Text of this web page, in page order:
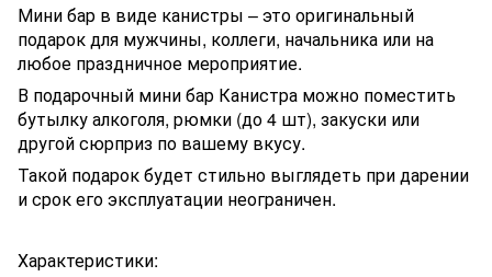
Мини бар в виде канистры – это оригинальный
подарок для мужчины, коллеги, начальника или на
любое праздничное мероприятие.
В подарочный мини бар Канистра можно поместить
бутылку алкоголя, рюмки (до 4 шт), закуски или
другой сюрприз по вашему вкусу.
Такой подарок будет стильно выглядеть при дарении
и срок его эксплуатации неограничен.
Характеристики: